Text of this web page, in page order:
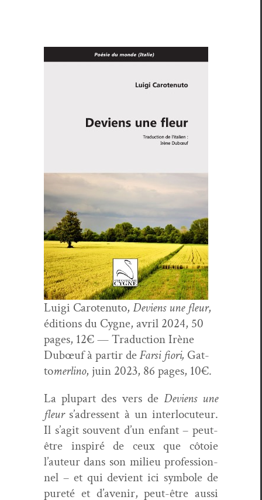
Lui­gi Carotenu­to, Deviens une fleur,
édi­tions du Cygne, avril 2024, 50
pages, 12€ —Tra­duc­tion Irène
Dubœuf à par­tir deFar­si fiori, Gat­
tomer­li­no, juin 2023, 86 pages, 10€.
La plu­part des vers deDeviens une
fleur s’adressent à un inter­locu­teur.
Il s’agit sou­vent d’un enfant – peut-
être inspiré de ceux que côtoie
l’auteur dans son milieu pro­fes­sion­
nel – et qui devient ici sym­bole de
pureté et d’avenir, peut-être aus­si